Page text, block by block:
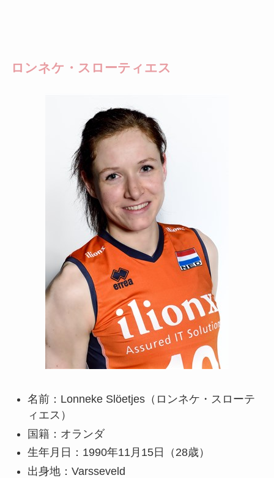
ロンネケ・スローティエス
名前：Lonneke Slöetjes（ロンネケ・スローテ
ィエス）
国籍：オランダ
生年月日：1990年11月15日（28歳）
出身地：Varsseveld